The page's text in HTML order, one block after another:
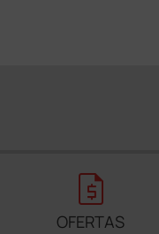
request_quote
OFERTAS